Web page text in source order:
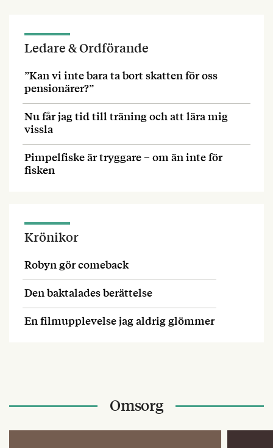
Ledare & Ordförande
”Kan vi inte bara ta bort skatten för oss
pensionärer?”
Nu får jag tid till träning och att lära mig
vissla
Pimpelfiske är tryggare – om än inte för
fisken
Krönikor
Robyn gör comeback
Den baktalades berättelse
En filmupplevelse jag aldrig glömmer
Omsorg